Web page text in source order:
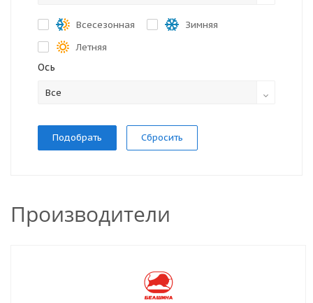
Всесезонная
Зимняя
Летняя
Ось
Все
Сбросить
Производители